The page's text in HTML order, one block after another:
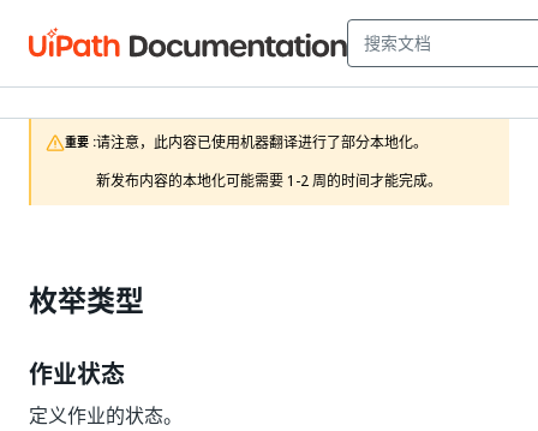
重要 :请注意，此内容已使用机器翻译进行了部分本地化。
新发布内容的本地化可能需要 1-2 周的时间才能完成。
枚举类型
作业状态
定义作业的状态。